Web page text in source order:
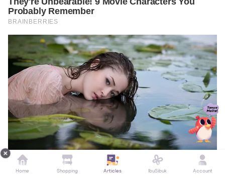
Home Shopping Articles IbuSibuk Account